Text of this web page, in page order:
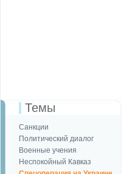
Темы
Санкции
Политический диалог
Военные учения
Неспокойный Кавказ